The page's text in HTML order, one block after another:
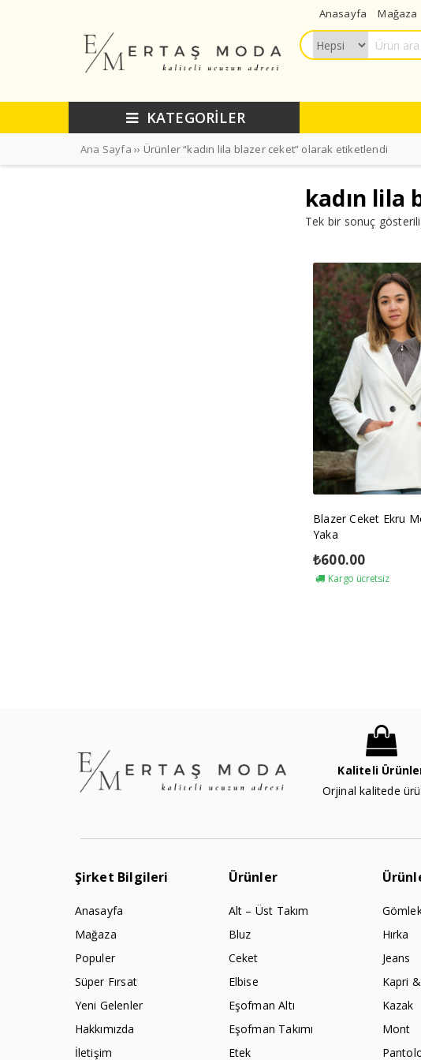
Anasayfa Mağaza
KATEGORİLER
Ana Sayfa ›› Ürünler “kadın lila blazer ceket” olarak etiketlendi
kadın lila
Tek bir sonuç
Blazer Ceket Ekru
Yaka
₺600.00
Kargo ücretsiz
Kaliteli
Orjinal kalitede
Şirket Bilgileri
Anasayfa
Mağaza
Populer
Süper Fırsat
Yeni Gelenler
Hakkımızda
İletişim
Ürünler
Alt – Üst Takım
Bluz
Ceket
Elbise
Eşofman Altı
Eşofman Takımı
Etek
Hırka
Jeans
Kapri
Kazak
Mont